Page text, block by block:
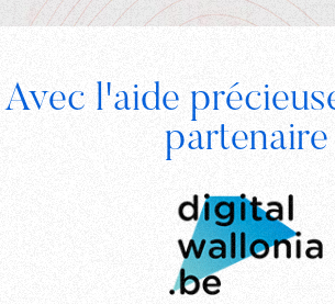
Avec l'aide
partenaire